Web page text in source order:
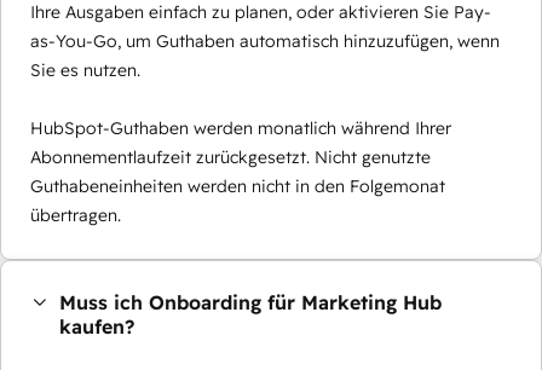
Ihre Ausgaben einfach zu planen, oder aktivieren Sie Pay-
as-You-Go, um Guthaben automatisch hinzuzufügen, wenn
Sie es nutzen.
HubSpot-Guthaben werden monatlich während Ihrer
Abonnementlaufzeit zurückgesetzt. Nicht genutzte
Guthabeneinheiten werden nicht in den Folgemonat
übertragen.
Muss ich Onboarding für Marketing Hub
kaufen?